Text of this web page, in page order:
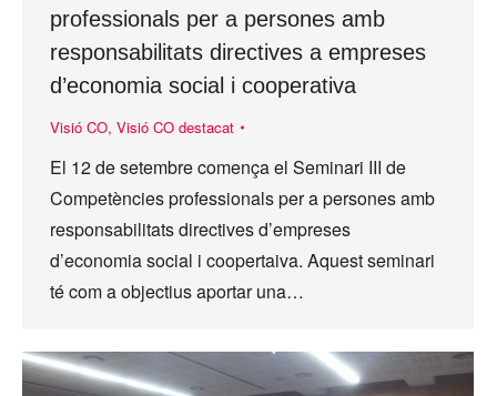
professionals per a persones amb
responsabilitats directives a empreses
d’economia social i cooperativa
Visió CO, Visió CO destacat
El 12 de setembre comença el Seminari III de
Competències professionals per a persones amb
responsabilitats directives d’empreses
d’economia social i coopertaiva. Aquest seminari
té com a objectius aportar una…